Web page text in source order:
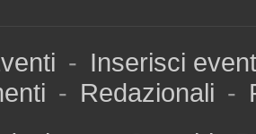
- Inserisci
- Redazionali -